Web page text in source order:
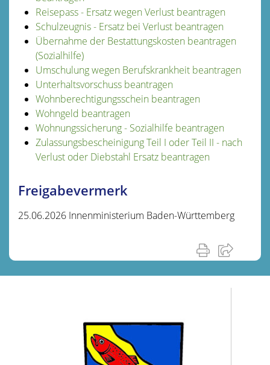
Reisepass - Ersatz wegen Verlust beantragen
Schulzeugnis - Ersatz bei Verlust beantragen
Übernahme der Bestattungskosten beantragen
(Sozialhilfe)
Umschulung wegen Berufskrankheit beantragen
Unterhaltsvorschuss beantragen
Wohnberechtigungsschein beantragen
Wohngeld beantragen
Wohnungssicherung - Sozialhilfe beantragen
Zulassungsbescheinigung Teil I oder Teil II - nach
Verlust oder Diebstahl Ersatz beantragen
Freigabevermerk
25.06.2026 Innenministerium Baden-Württemberg